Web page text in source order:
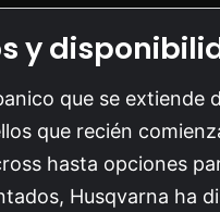
y
que se extiende
que recién
hasta opciones
Husqvarna ha